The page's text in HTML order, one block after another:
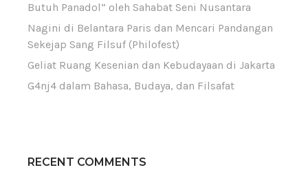
Butuh Panadol” oleh Sahabat Seni Nusantara
Nagini di Belantara Paris dan Mencari Pandangan
Sekejap Sang Filsuf (Philofest)
Geliat Ruang Kesenian dan Kebudayaan di Jakarta
G4nj4 dalam Bahasa, Budaya, dan Filsafat
RECENT COMMENTS